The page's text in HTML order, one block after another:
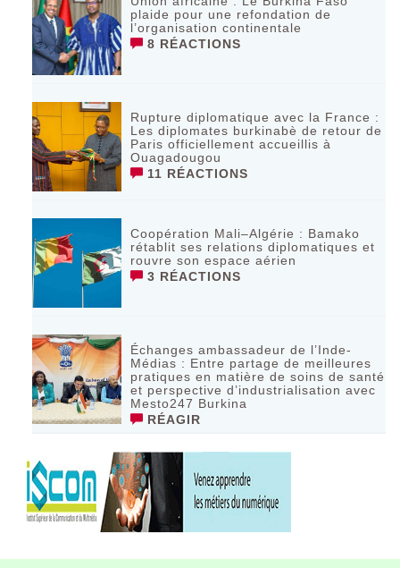
plaide pour une refondation de
l’organisation continentale‎
8 RÉACTIONS
Rupture diplomatique avec la France :
Les diplomates burkinabè de retour de
Paris officiellement accueillis à
Ouagadougou
11 RÉACTIONS
Coopération Mali–Algérie : Bamako
rétablit ses relations diplomatiques et
rouvre son espace aérien
3 RÉACTIONS
Échanges ambassadeur de l’Inde-
Médias : Entre partage de meilleures
pratiques en matière de soins de santé
et perspective d’industrialisation avec
Mesto247 Burkina
RÉAGIR